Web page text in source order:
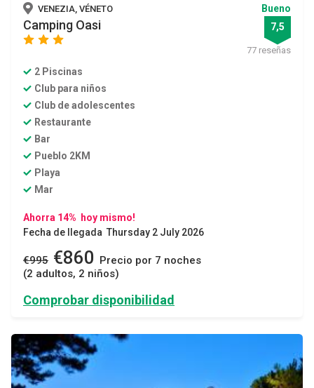
VENEZIA, VÉNETO
Camping Oasi
star star
Bueno
7,5
77 reseñas
2 Piscinas
Club para niños
Club de adolescentes
Restaurante
Bar
Pueblo 2KM
Playa
Mar
Ahorra 14% hoy mismo!
Fecha de llegada Thursday 2 July 2026
€995 €860 Precio por 7 noches
(2 adultos, 2 niños)
Comprobar disponibilidad